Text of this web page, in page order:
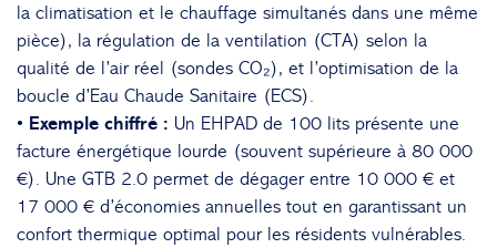
la climatisation et le chauffage simultanés dans une même
pièce), la régulation de la ventilation (CTA) selon la
qualité de l’air réel (sondes CO₂), et l’optimisation de la
boucle d’Eau Chaude Sanitaire (ECS).
• Exemple chiffré : Un EHPAD de 100 lits présente une
facture énergétique lourde (souvent supérieure à 80 000
€). Une GTB 2.0 permet de dégager entre 10 000 € et
17 000 € d’économies annuelles tout en garantissant un
confort thermique optimal pour les résidents vulnérables.